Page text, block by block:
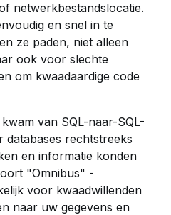
netwerkbestandslocatie.
en snel in te
ze paden, niet alleen
ook voor slechte
om kwaadaardige code
van SQL-naar-SQL-
databases rechtstreeks
en informatie konden
"Omnibus" -
voor kwaadwillenden
naar uw gegevens en